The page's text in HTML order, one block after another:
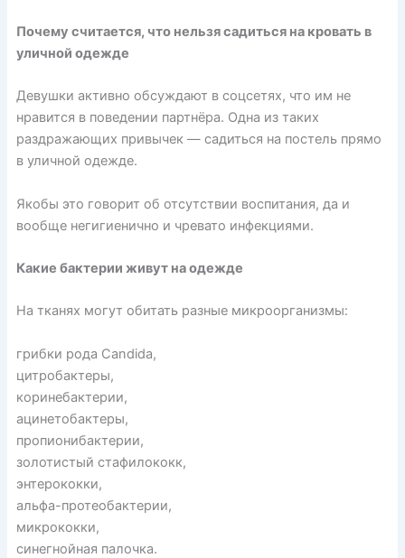
Почему считается, что нельзя садиться на кровать в
уличной одежде
Девушки активно обсуждают в соцсетях, что им не
нравится в поведении партнёра. Одна из таких
раздражающих привычек — садиться на постель прямо
в уличной одежде.
Якобы это говорит об отсутствии воспитания, да и
вообще негигиенично и чревато инфекциями.
Какие бактерии живут на одежде
На тканях могут обитатьразные микроорганизмы:
грибки рода Candida,
цитробактеры,
коринебактерии,
ацинетобактеры,
пропионибактерии,
золотистый стафилококк,
энтерококки,
альфа-протеобактерии,
микрококки,
синегнойная палочка.